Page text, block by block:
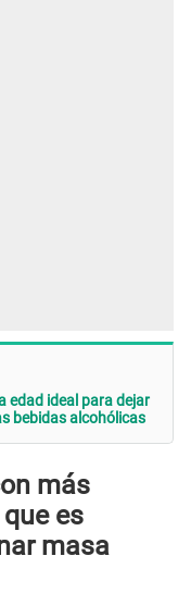
edad ideal para dejar
bebidas alcohólicas
más
es
masa